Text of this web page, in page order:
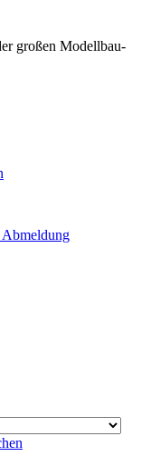
großen Modellbau-